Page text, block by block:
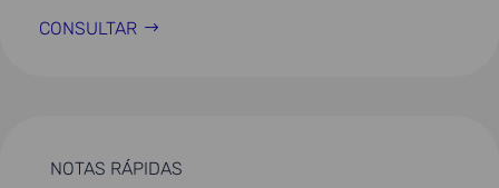
CONSULTAR
NOTAS RÁPIDAS